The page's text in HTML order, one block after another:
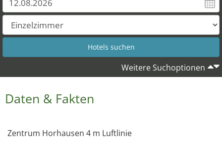
Weitere Suchoptionen
Daten & Fakten
Zentrum Horhausen 4 m Luftlinie